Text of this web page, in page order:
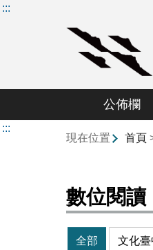
:::
公佈欄
:::
現在位置
首頁
數位閱讀
全部 文化臺